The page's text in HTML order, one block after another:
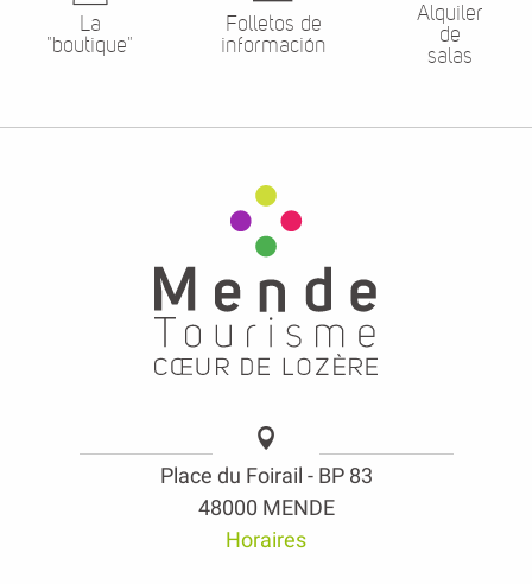
La
"boutique"
Folletos de
información
Alquiler
de
salas
Place du Foirail - BP 83
48000 MENDE
Horaires